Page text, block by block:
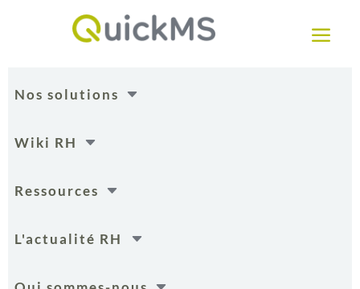
a
C
Nos solutions
C
Wiki RH
C
Ressources
C
L'actualité RH